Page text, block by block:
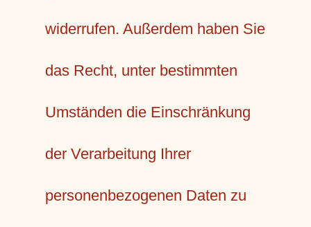
widerrufen. Außerdem haben Sie
das Recht, unter bestimmten
Umständen die Einschränkung
der Verarbeitung Ihrer
personenbezogenen Daten zu